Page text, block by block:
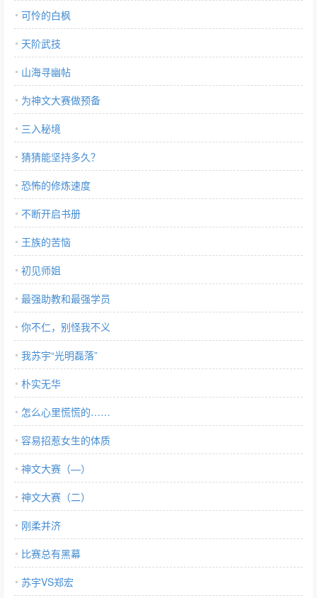
可怜的白枫
天阶武技
山海寻幽帖
为神文大赛做预备
三入秘境
猜猜能坚持多久？
恐怖的修炼速度
不断开启书册
王族的苦恼
初见师姐
最强助教和最强学员
你不仁，别怪我不义
我苏宇“光明磊落”
朴实无华
怎么心里慌慌的……
容易招惹女生的体质
神文大赛（—）
神文大赛（二）
刚柔并济
比赛总有黑幕
苏宇VS郑宏